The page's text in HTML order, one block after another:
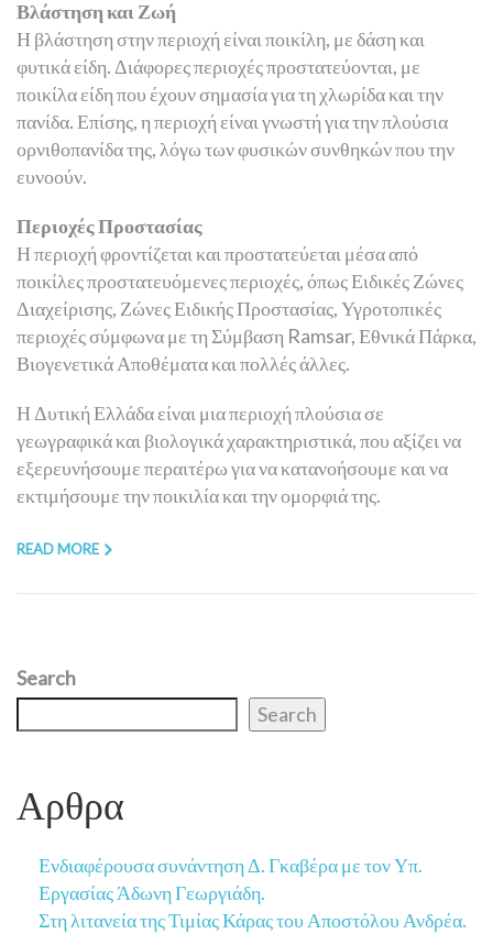
Βλάστηση και Ζωή
Η βλάστηση στην περιοχή είναι ποικίλη, με δάση και
φυτικά είδη. Διάφορες περιοχές προστατεύονται, με
ποικίλα είδη που έχουν σημασία για τη χλωρίδα και την
πανίδα. Επίσης, η περιοχή είναι γνωστή για την πλούσια
ορνιθοπανίδα της, λόγω των φυσικών συνθηκών που την
ευνοούν.
Περιοχές Προστασίας
Η περιοχή φροντίζεται και προστατεύεται μέσα από
ποικίλες προστατευόμενες περιοχές, όπως Ειδικές Ζώνες
Διαχείρισης, Ζώνες Ειδικής Προστασίας, Υγροτοπικές
περιοχές σύμφωνα με τη Σύμβαση Ramsar, Εθνικά Πάρκα,
Βιογενετικά Αποθέματα και πολλές άλλες.
Η Δυτική Ελλάδα είναι μια περιοχή πλούσια σε
γεωγραφικά και βιολογικά χαρακτηριστικά, που αξίζει να
εξερευνήσουμε περαιτέρω για να κατανοήσουμε και να
εκτιμήσουμε την ποικιλία και την ομορφιά της.
READ MORE
Search
Search
Αρθρα
Ενδιαφέρουσα συνάντηση Δ. Γκαβέρα με τον Υπ.
Εργασίας Άδωνη Γεωργιάδη.
Στη λιτανεία της Τιμίας Κάρας του Αποστόλου Ανδρέα.